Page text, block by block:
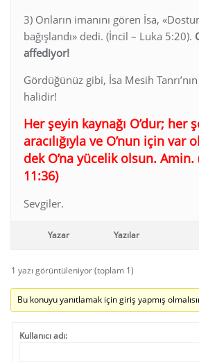
3) Onların imanını gören İsa,
bağışlandı» dedi. (İncil – Luka 5:20).
affediyor!
Gördüğünüz gibi, İsa Mesih
halidir!
Her şeyin kaynağı O’dur; her
aracılığıyla ve O’nun için var
dek O’na yücelik olsun. Amin.
11:36)
Sevgiler.
Yazar Yazılar
1 yazı görüntüleniyor (toplam 1)
Bu konuyu yanıtlamak için giriş yapmış
Kullanıcı adı: